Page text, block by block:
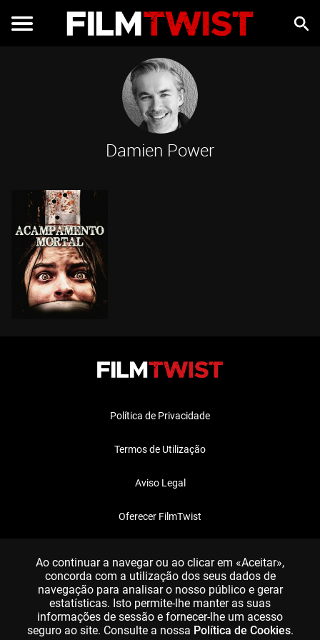
Damien Power
Política de Privacidade
Termos de Utilização
Aviso Legal
Oferecer FilmTwist
Ao continuar a navegar ou ao clicar em «Aceitar»,
concorda com a utilização dos seus dados de
navegação para analisar o nosso público e gerar
estatísticas. Isto permite-lhe manter as suas
informações de sessão e fornecer-lhe um acesso
seguro ao site. Consulte a nossa Política de Cookies.